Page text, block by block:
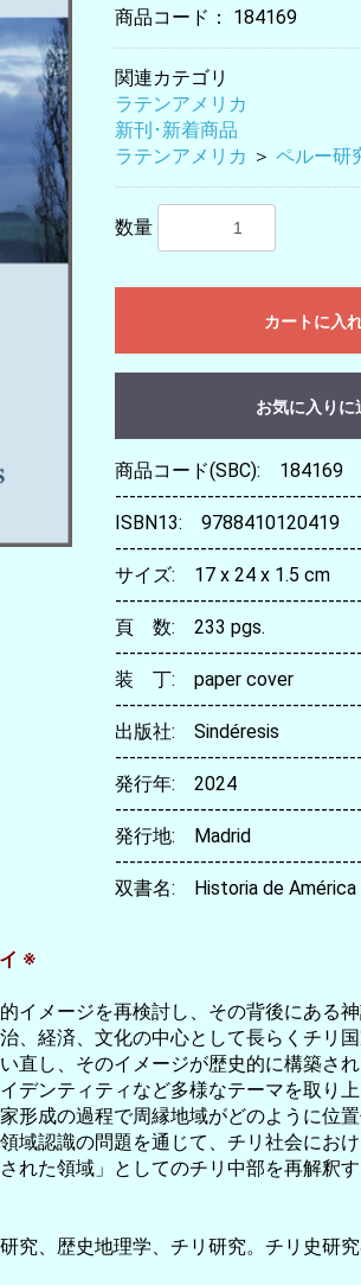
商品コード： 184169
関連カテゴリ
ラテンアメリカ
新刊･新着商品
ラテンアメリカ ＞ ペルー研
数量
カートに入
お気に入りに
商品コード(SBC): 184169
-----------------------------------
ISBN13: 9788410120419
-----------------------------------
サイズ: 17 x 24 x 1.5 cm
-----------------------------------
頁 数: 233 pgs.
-----------------------------------
装 丁: paper cover
-----------------------------------
出版社: Sindéresis
-----------------------------------
発行年: 2024
-----------------------------------
発行地: Madrid
-----------------------------------
双書名: Historia de América
※
イメージを再検討し、その背後にある
、経済、文化の中心として長らくチリ
直し、そのイメージが歴史的に構築さ
デンティティなど多様なテーマを取り
形成の過程で周縁地域がどのように位
域認識の問題を通じて、チリ社会にお
た領域」としてのチリ中部を再解釈す
究、歴史地理学、チリ研究。チリ史研